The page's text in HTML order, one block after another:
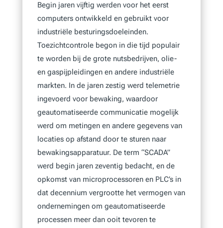
Begin jaren vijftig werden voor het eerst
computers ontwikkeld en gebruikt voor
industriële besturingsdoeleinden.
Toezichtcontrole begon in die tijd populair
te worden bij de grote nutsbedrijven, olie-
en gaspijpleidingen en andere industriële
markten. In de jaren zestig werd telemetrie
ingevoerd voor bewaking, waardoor
geautomatiseerde communicatie mogelijk
werd om metingen en andere gegevens van
locaties op afstand door te sturen naar
bewakingsapparatuur. De term “SCADA”
werd begin jaren zeventig bedacht, en de
opkomst van microprocessoren en PLC’s in
dat decennium vergrootte het vermogen van
ondernemingen om geautomatiseerde
processen meer dan ooit tevoren te